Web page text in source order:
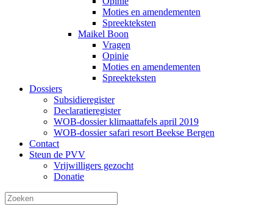
Moties en amendementen
Spreekteksten
Maikel Boon
Vragen
Opinie
Moties en amendementen
Spreekteksten
Dossiers
Subsidieregister
Declaratieregister
WOB-dossier klimaattafels april 2019
WOB-dossier safari resort Beekse Bergen
Contact
Steun de PVV
Vrijwilligers gezocht
Donatie